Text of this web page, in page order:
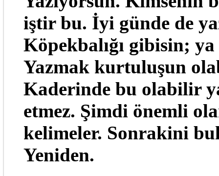
iştir bu. İyi günde de
Köpekbalığı gibisin;
Yazmak kurtuluşun
Kaderinde bu olabilir
etmez. Şimdi önemli
kelimeler. Sonrakini
Yeniden.